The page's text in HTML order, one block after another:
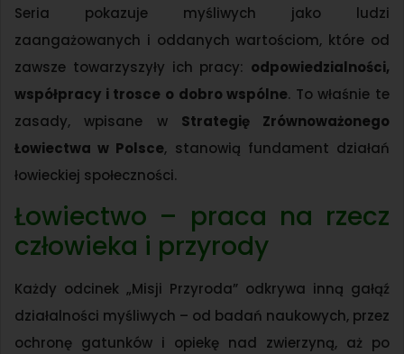
Seria pokazuje myśliwych jako ludzi
zaangażowanych i oddanych wartościom, które od
zawsze towarzyszyły ich pracy: odpowiedzialności,
współpracy i trosce o dobro wspólne. To właśnie te
zasady, wpisane w Strategię Zrównoważonego
Łowiectwa w Polsce, stanowią fundament działań
łowieckiej społeczności.
Łowiectwo – praca na rzecz
człowieka i przyrody
Każdy odcinek „Misji Przyroda” odkrywa inną gałąź
działalności myśliwych – od badań naukowych, przez
ochronę gatunków i opiekę nad zwierzyną, aż po